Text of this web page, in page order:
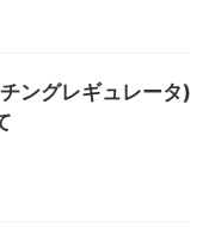
ングレギュレータ)